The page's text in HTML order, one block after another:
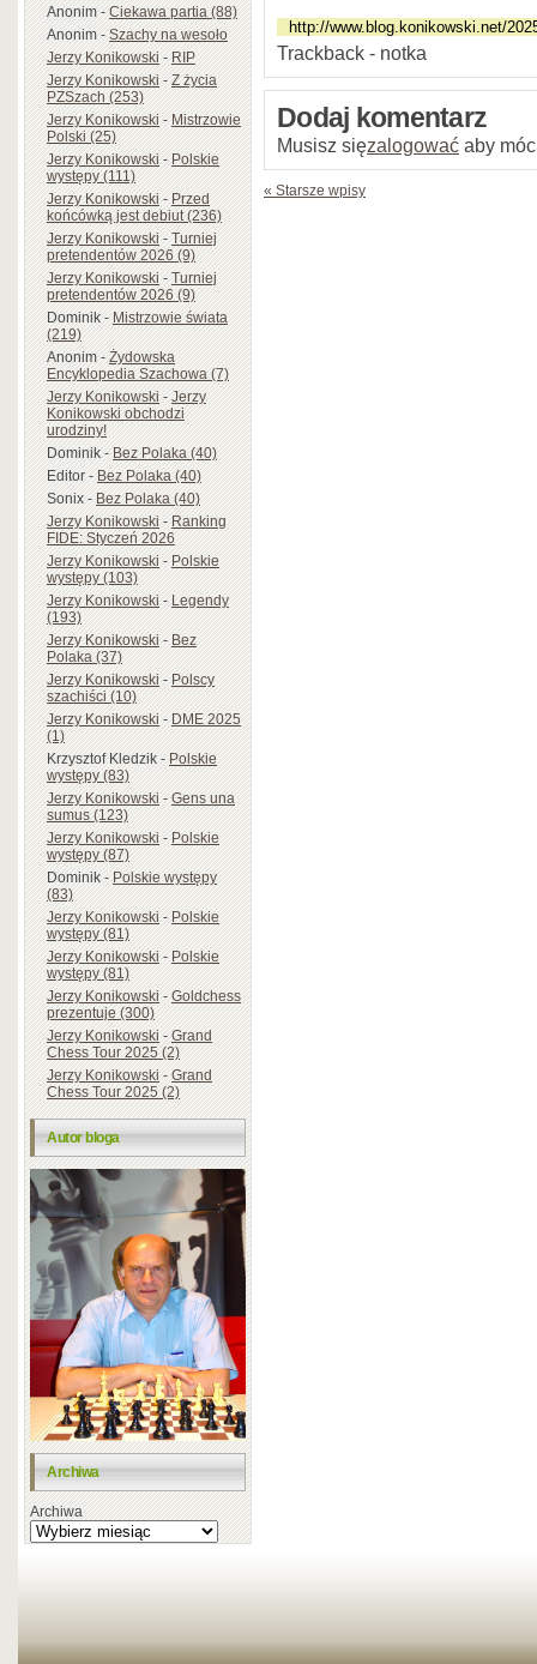
Anonim-Ciekawa partia (88)
Anonim-Szachy na wesoło
Jerzy Konikowski-RIP
Jerzy Konikowski-Z życia
PZSzach (253)
Jerzy Konikowski-Mistrzowie
Polski (25)
Jerzy Konikowski-Polskie
występy (111)
Jerzy Konikowski-Przed
końcówką jest debiut (236)
Jerzy Konikowski-Turniej
pretendentów 2026 (9)
Jerzy Konikowski-Turniej
pretendentów 2026 (9)
Dominik-Mistrzowie świata
(219)
Anonim-Żydowska
Encyklopedia Szachowa (7)
Jerzy Konikowski-Jerzy
Konikowski obchodzi
urodziny!
Dominik-Bez Polaka (40)
Editor-Bez Polaka (40)
Sonix-Bez Polaka (40)
Jerzy Konikowski-Ranking
FIDE: Styczeń 2026
Jerzy Konikowski-Polskie
występy (103)
Jerzy Konikowski-Legendy
(193)
Jerzy Konikowski-Bez
Polaka (37)
Jerzy Konikowski-Polscy
szachiści (10)
Jerzy Konikowski-DME 2025
(1)
Krzysztof Kledzik-Polskie
występy (83)
Jerzy Konikowski-Gens una
sumus (123)
Jerzy Konikowski-Polskie
występy (87)
Dominik-Polskie występy
(83)
Jerzy Konikowski-Polskie
występy (81)
Jerzy Konikowski-Polskie
występy (81)
Jerzy Konikowski-Goldchess
prezentuje (300)
Jerzy Konikowski-Grand
Chess Tour 2025 (2)
Jerzy Konikowski-Grand
Chess Tour 2025 (2)
Autor bloga
Archiwa
Archiwa
Trackback - notka
Dodaj komentarz
Musisz sięzalogować aby
« Starsze wpisy